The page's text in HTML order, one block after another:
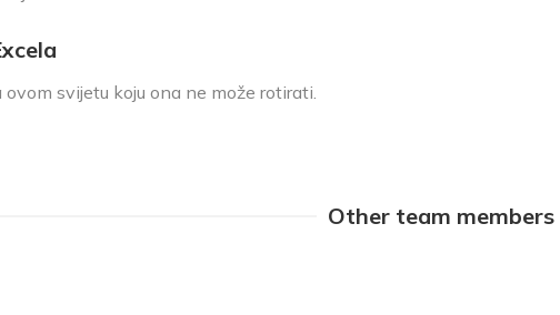
svijetu koju ona ne može rotirati.
Other team members